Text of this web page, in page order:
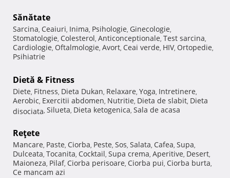
Sănătate
Sarcina, Ceaiuri, Inima, Psihologie, Ginecologie,
Stomatologie, Colesterol, Anticonceptionale, Test sarcina,
Cardiologie, Oftalmologie, Avort, Ceai verde, HIV, Ortopedie,
Psihiatrie
Dietă & Fitness
Diete, Fitness, Dieta Dukan, Relaxare, Yoga, Intretinere,
Aerobic, Exercitii abdomen, Nutritie, Dieta de slabit, Dieta
disociata, Silueta, Dieta ketogenica, Sala de acasa
Reţete
Mancare, Paste, Ciorba, Peste, Sos, Salata, Cafea, Supa,
Dulceata, Tocanita, Cocktail, Supa crema, Aperitive, Desert,
Maioneza, Pilaf, Ciorba perisoare, Ciorba pui, Ciorba burta,
Ce mancam azi